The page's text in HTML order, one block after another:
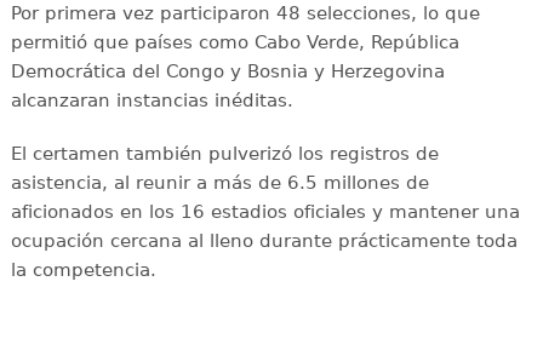
Por primera vez participaron 48 selecciones, lo que
permitió que países como Cabo Verde, República
Democrática del Congo y Bosnia y Herzegovina
alcanzaran instancias inéditas.
El certamen también pulverizó los registros de
asistencia, al reunir a más de 6.5 millones de
aficionados en los 16 estadios oficiales y mantener una
ocupación cercana al lleno durante prácticamente toda
la competencia.